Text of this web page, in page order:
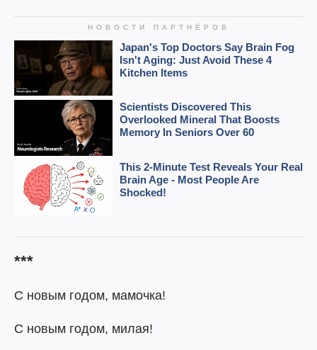
***
С новым годом, мамочка!
С новым годом, милая!